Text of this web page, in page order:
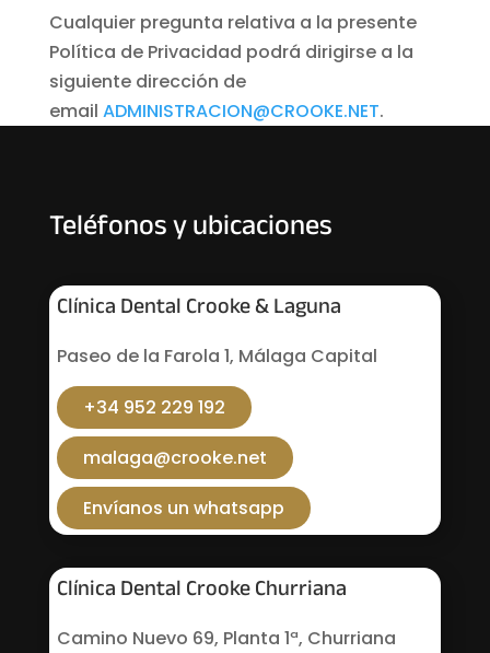
Cualquier pregunta relativa a la presente
Política de Privacidad podrá dirigirse a la
siguiente dirección de
email ADMINISTRACION@CROOKE.NET.
Teléfonos y ubicaciones
Clínica Dental Crooke & Laguna
Paseo de la Farola 1, Málaga Capital
+34 952 229 192
malaga@crooke.net
Envíanos un whatsapp
Clínica Dental Crooke Churriana
Camino Nuevo 69, Planta 1ª, Churriana